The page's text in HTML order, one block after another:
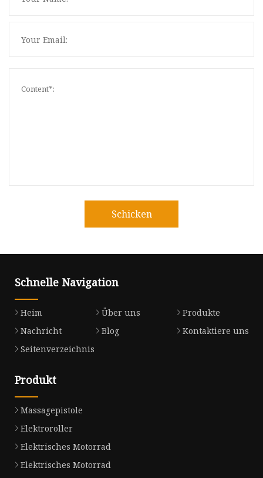
Schicken
Schnelle Navigation
Heim Über uns
Produkte
Nachricht
Blog
Kontaktiere uns
Seitenverzeichnis
Produkt
Massagepistole
Elektroroller
Elektrisches Motorrad
Elektrisches Motorrad